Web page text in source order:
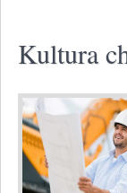
Kultura